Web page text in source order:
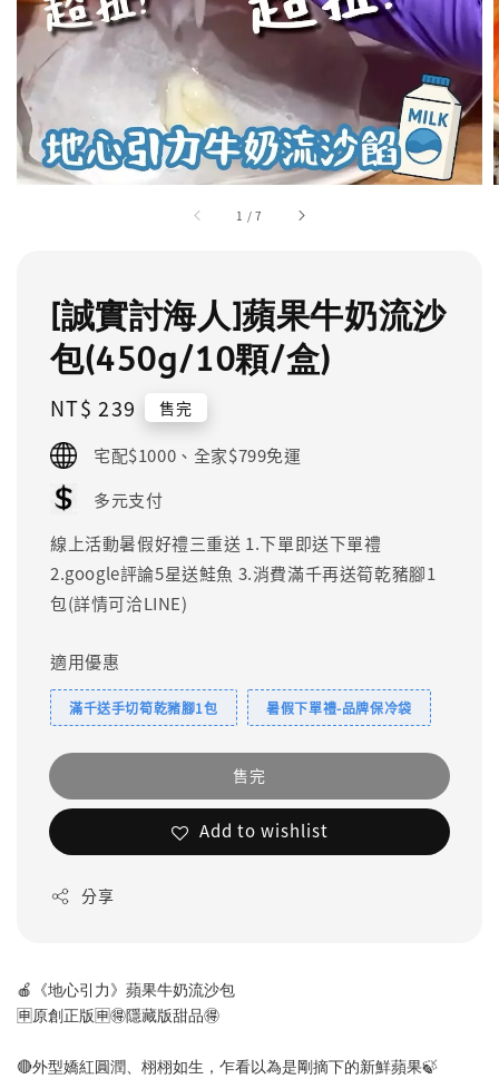
1 /7
[誠實討海人]蘋果牛奶流沙
包(450g/10顆/盒)
Regular
price
NT$ 239 售完
宅配$1000、全家$799免運
多元支付
線上活動暑假好禮三重送 1.下單即送下單禮
2.google評論5星送鮭魚 3.消費滿千再送筍乾豬腳1
包(詳情可洽LINE)
適用優惠
滿千送手切筍乾豬腳1包 暑假下單禮-品牌保冷袋
售完
Add to wishlist
分享
🍎《地心引力》蘋果牛奶流沙包
🈸原創正版🈸🉐隱藏版甜品🉐
🔴外型嬌紅圓潤、栩栩如生，乍看以為是剛摘下的新鮮蘋果🍃